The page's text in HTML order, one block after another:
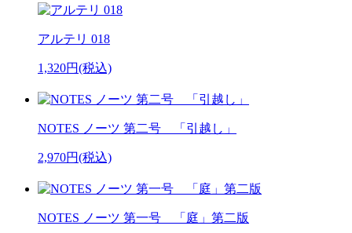
アルテリ 018
1,320円(税込)
NOTES ノーツ 第二号 「引越し」
2,970円(税込)
NOTES ノーツ 第一号 「庭」第二版